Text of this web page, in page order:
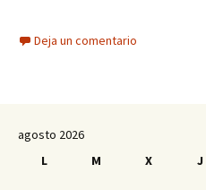
Deja un comentario
agosto 2026
L
M X J